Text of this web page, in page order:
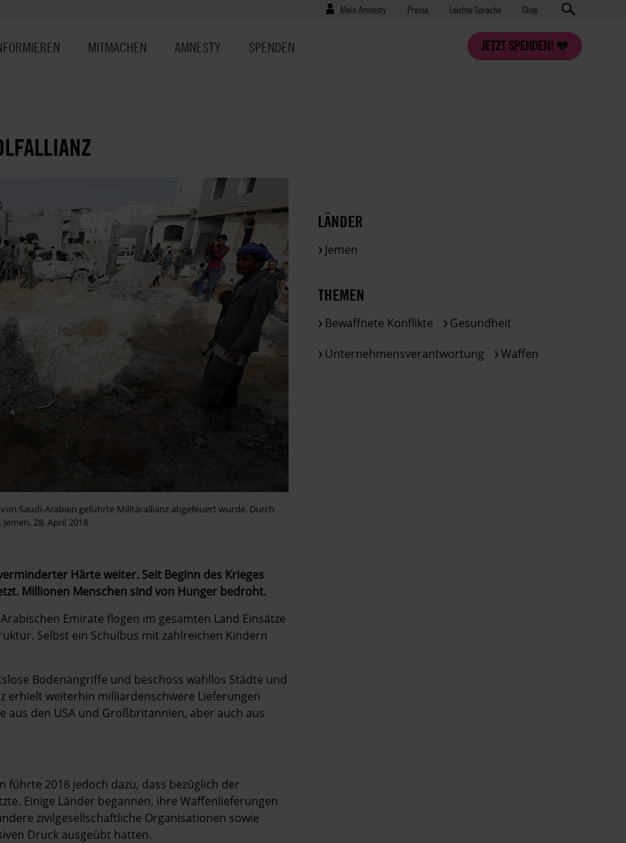
Benutzermenü
Mein Amnesty Presse
Presse Leichte Sprache Shop
JETZT SPENDEN!
MITMACHEN AMNESTY SPENDEN
Saudi-Arabien geführte Militärallianz abgefeuert wurde. Durch
28. April 2018
Härte weiter. Seit Beginn des Krieges
Millionen Menschen sind von Hunger bedroht.
Emirate flogen im gesamten Land Einsätze
Selbst ein Schulbus mit zahlreichen Kindern
Bodenangriffe und beschoss wahllos Städte und
erhielt weiterhin milliardenschwere Lieferungen
den USA und Großbritannien, aber auch aus
führte 2018 jedoch dazu, dass bezüglich der
Einige Länder begannen, ihre Waffenlieferungen
zivilgesellschaftliche Organisationen sowie
Druck ausgeübt hatten.
LÄNDER
Jemen
THEMEN
Bewaffnete Konflikte
Gesundheit
Unternehmensverantwortung
Waffen